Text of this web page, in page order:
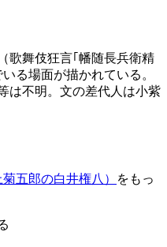
歌舞伎狂言｢幡随長兵衛精
る場面が描かれている。
は不明。文の差代人は小紫
五郎の白井権八）
をもっ